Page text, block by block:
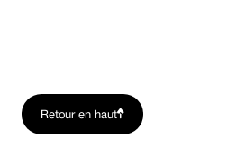
Retour en haut